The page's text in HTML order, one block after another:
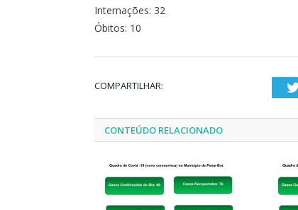
Internações: 32
Óbitos: 10
COMPARTILHAR:
CONTEÚDO RELACIONADO